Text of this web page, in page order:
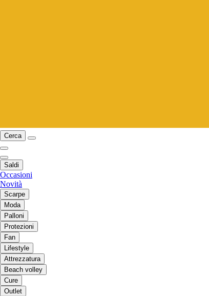
Cerca
Saldi
Occasioni
Novità
Scarpe
Moda
Palloni
Protezioni
Fan
Lifestyle
Attrezzatura
Beach volley
Cure
Outlet